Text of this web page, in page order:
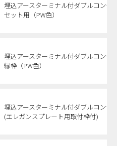
埋込アースターミナル付ダブルコンセ
セット用（PW色）
埋込アースターミナル付ダブルコンセ
縁枠（PW色）
埋込アースターミナル付ダブルコンセ
(エレガンスプレート用取付枠付)